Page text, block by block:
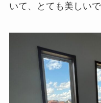
いて、とても美しい